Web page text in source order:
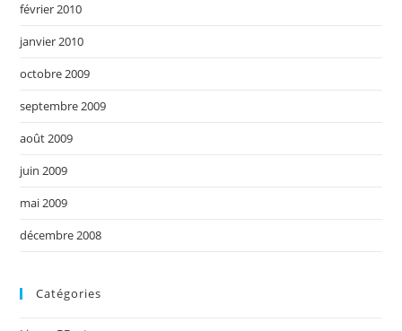
février 2010
janvier 2010
octobre 2009
septembre 2009
août 2009
juin 2009
mai 2009
décembre 2008
Catégories